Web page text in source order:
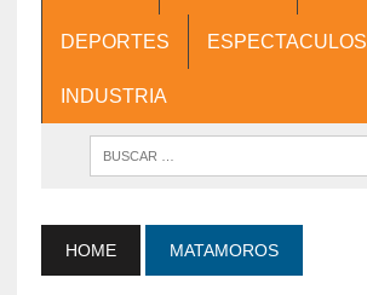
DEPORTES ESPECTACULOS
INDUSTRIA
HOME MATAMOROS